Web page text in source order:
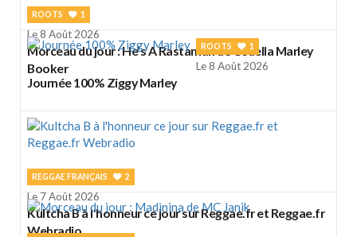
ROOTS 1
Le 8 Août 2026
Morceau du jour : He's A Rastaman de Cedella Marley
Booker
ROOTS 1
Le 8 Août 2026
Journée 100% Ziggy Marley
REGGAE FRANÇAIS 2
Le 7 Août 2026
Kultcha B à l'honneur ce jour sur Reggae.fr et Reggae.fr
Webradio